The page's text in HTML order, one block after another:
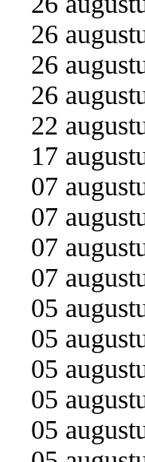
26
26
26
22
17
07
07
07
07
05
05
05
05
05